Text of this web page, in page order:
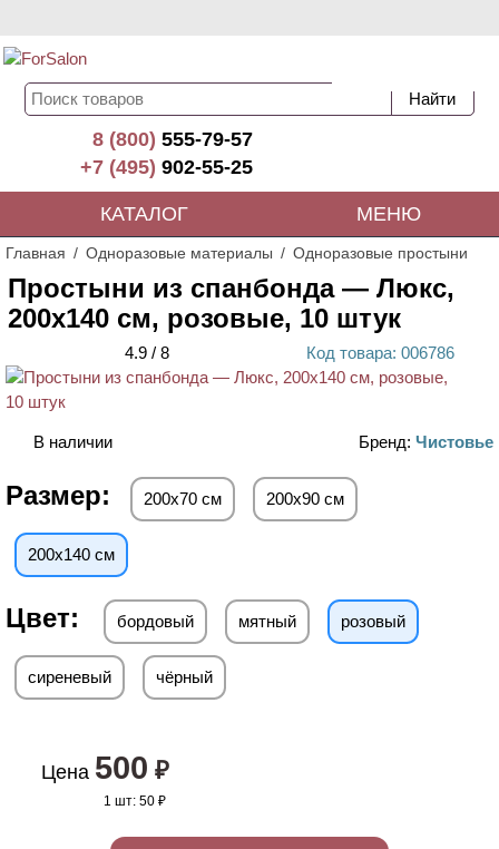
8 (800)555-79-57
+7 (495)902-55-25
КАТАЛОГ МЕНЮ
Главная Одноразовые материалы Одноразовые простыни
Простыни из спанбонда — Люкс,
200х140 см, розовые, 10 штук
4.9 / 8 Код товара: 006786
В наличии Бренд: Чистовье
Размер: 200х70 см 200х90 см
200х140 см
Цвет: бордовый мятный розовый
сиреневый чёрный
Цена 500 ₽
1 шт:50 ₽